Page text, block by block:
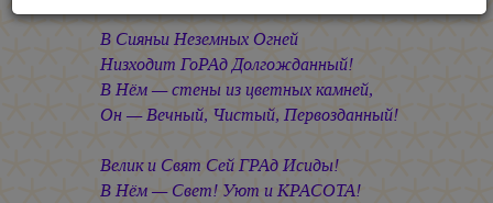
В Сияньи Неземных Огней
Низходит ГоРАд Долгожданный!
В Нём — стены из цветных камней,
Он — Вечный, Чистый, Первозданный!
Велик и Свят Сей ГРАд Исиды!
В Нём — Свет! Уют и КРАСОТА!